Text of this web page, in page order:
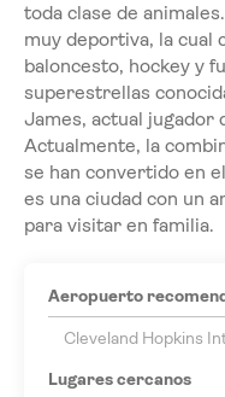
toda clase de
muy deportiva, la cual
baloncesto, hockey y
superestrellas
James, actual jugador
Actualmente, la
se han convertido en
es una ciudad con un
para visitar en familia.
Aeropuerto
Cleveland Hopkins
Lugares cercanos